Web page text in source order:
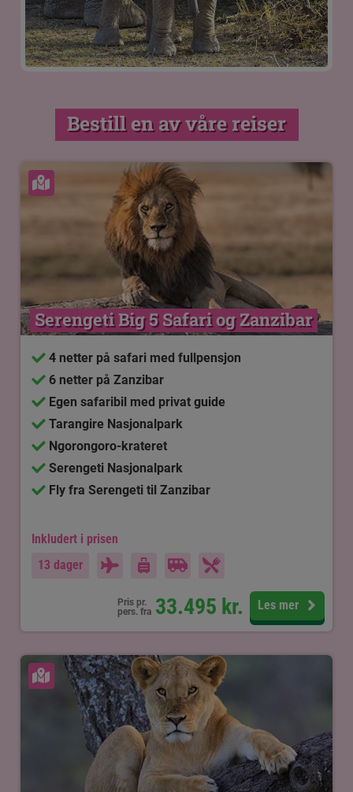
Bestill en av våre reiser
Serengeti Big 5 Safari og Zanzibar
4 netter på safari med fullpensjon
6 netter på Zanzibar
Egen safaribil med privat guide
Tarangire Nasjonalpark
Ngorongoro-krateret
Serengeti Nasjonalpark
Fly fra Serengeti til Zanzibar
Inkludert i prisen
13 dager
Pris pr.
pers. fra 33.495 kr. Les mer
Se kart